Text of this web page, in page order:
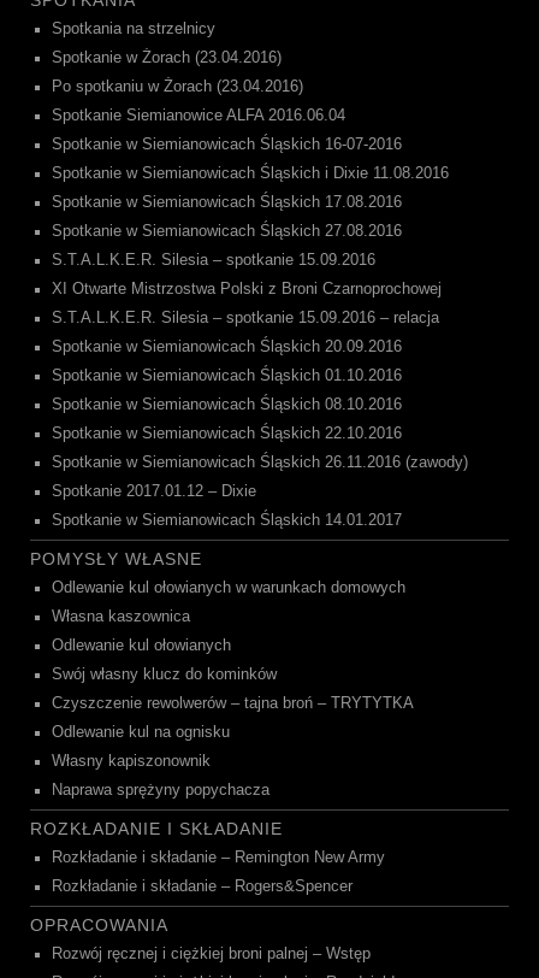
Spotkania na strzelnicy
Spotkanie w Żorach (23.04.2016)
Po spotkaniu w Żorach (23.04.2016)
Spotkanie Siemianowice ALFA 2016.06.04
Spotkanie w Siemianowicach Śląskich 16-07-2016
Spotkanie w Siemianowicach Śląskich i Dixie 11.08.2016
Spotkanie w Siemianowicach Śląskich 17.08.2016
Spotkanie w Siemianowicach Śląskich 27.08.2016
S.T.A.L.K.E.R. Silesia – spotkanie 15.09.2016
XI Otwarte Mistrzostwa Polski z Broni Czarnoprochowej
S.T.A.L.K.E.R. Silesia – spotkanie 15.09.2016 – relacja
Spotkanie w Siemianowicach Śląskich 20.09.2016
Spotkanie w Siemianowicach Śląskich 01.10.2016
Spotkanie w Siemianowicach Śląskich 08.10.2016
Spotkanie w Siemianowicach Śląskich 22.10.2016
Spotkanie w Siemianowicach Śląskich 26.11.2016 (zawody)
Spotkanie 2017.01.12 – Dixie
Spotkanie w Siemianowicach Śląskich 14.01.2017
POMYSŁY WŁASNE
Odlewanie kul ołowianych w warunkach domowych
Własna kaszownica
Odlewanie kul ołowianych
Swój własny klucz do kominków
Czyszczenie rewolwerów – tajna broń – TRYTYTKA
Odlewanie kul na ognisku
Własny kapiszonownik
Naprawa sprężyny popychacza
ROZKŁADANIE I SKŁADANIE
Rozkładanie i składanie – Remington New Army
Rozkładanie i składanie – Rogers&Spencer
OPRACOWANIA
Rozwój ręcznej i ciężkiej broni palnej – Wstęp